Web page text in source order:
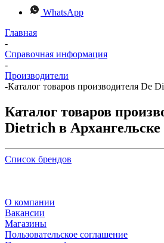
WhatsApp
Главная
-
Справочная информация
-
Производители
-Каталог товаров производителя De
Каталог товаров
Dietrich в Архангельске
Список брендов
О компании
Вакансии
Магазины
Пользовательское соглашение